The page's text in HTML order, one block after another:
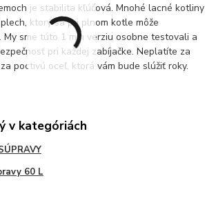
je stabilita kľúčová. Mnohé lacné kotliny
ktorý sa pri plnom kotle môže
My sme túto 1 mm verziu osobne testovali a
pri každej zabíjačke. Neplatíte za
poctivú oceľ, ktorá vám bude slúžiť roky.
v kategóriách
60 L